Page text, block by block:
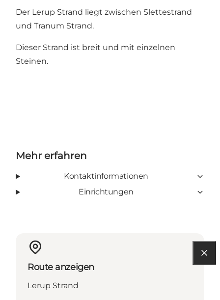
Der Lerup Strand liegt zwischen Slettestrand
und Tranum Strand.
Dieser Strand ist breit und mit einzelnen
Steinen.
Mehr erfahren
Kontaktinformationen
Einrichtungen
Route anzeigen
Lerup Strand